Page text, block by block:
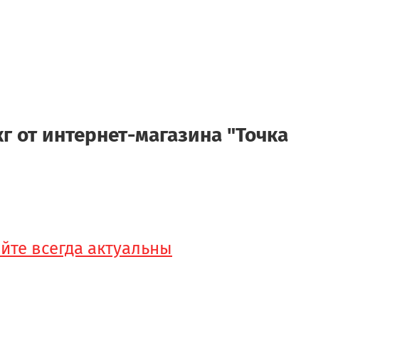
от интернет-магазина "Точка
всегда актуальны